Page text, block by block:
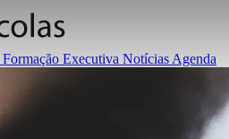
Formação Executiva Notícias Agenda